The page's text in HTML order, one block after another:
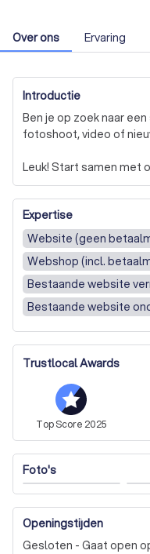
Over ons Ervaring
Introductie
Ben je op zoek naar
fotoshoot, video of
Leuk! Start samen met
Expertise
Website (geen
Webshop (incl.
Bestaande website
Bestaande website
Trustlocal Awards
TopScore 2025
Foto's
Openingstijden
Gesloten - Gaat open